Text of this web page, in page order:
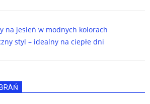
na jesień w modnych kolorach
styl – idealny na ciepłe dni